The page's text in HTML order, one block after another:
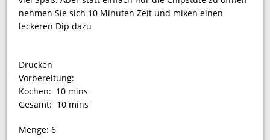
nehmen Sie sich 10 Minuten Zeit und mixen einen
leckeren Dip dazu
Drucken
Vorbereitung:
Kochen: 10 mins
Gesamt: 10 mins
Menge:6